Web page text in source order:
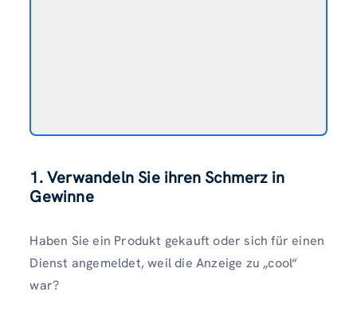
1.Verwandeln Sie ihren Schmerz in
Gewinne
Haben Sie ein Produkt gekauft oder sich für einen
Dienst angemeldet, weil die Anzeige zu „cool“
war?